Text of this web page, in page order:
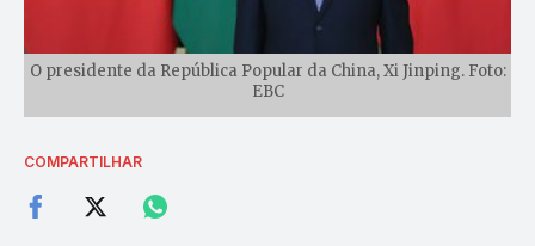
O presidente da República Popular da China, Xi Jinping. Foto:
EBC
COMPARTILHAR